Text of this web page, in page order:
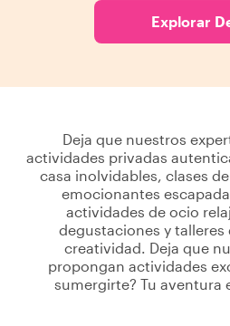
Explorar
Deja que nuestros
actividades privadas
casa inolvidables, clases
emocionantes
actividades de ocio
degustaciones y talleres
creatividad. Deja que
propongan actividades
sumergirte? Tu aventura